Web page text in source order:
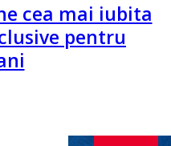
cea mai iubita
pentru